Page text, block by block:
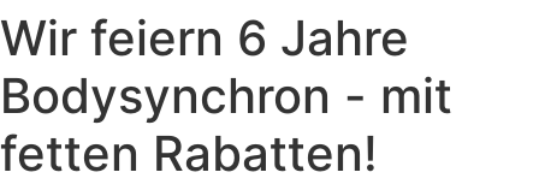
Wir feiern 6 Jahre
Bodysynchron - mit
fetten Rabatten!